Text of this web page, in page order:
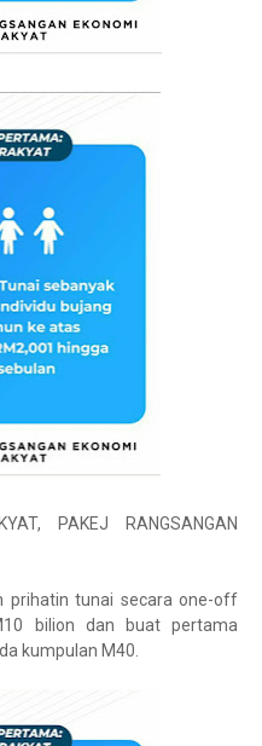
PAKEJ RANGSANGAN
prihatin tunai secara one-off
bilion dan buat pertama
kumpulan M40.